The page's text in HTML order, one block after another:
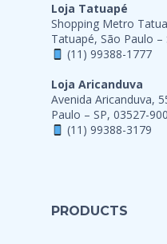
Loja Tatuapé
Shopping Metro
Tatuapé, São Paulo –
(11) 99388-1777
Loja Aricanduva
Avenida Aricanduva,
Paulo – SP, 03527-900
(11) 99388-3179
PRODUCTS